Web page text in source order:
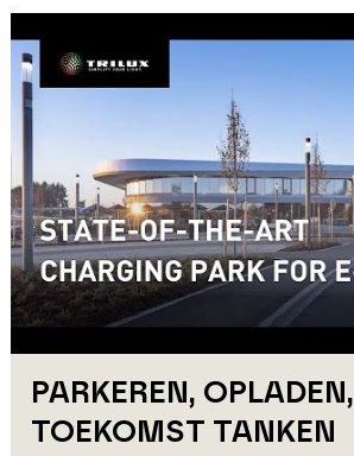
PARKEREN, OPLADEN,
TOEKOMST TANKEN